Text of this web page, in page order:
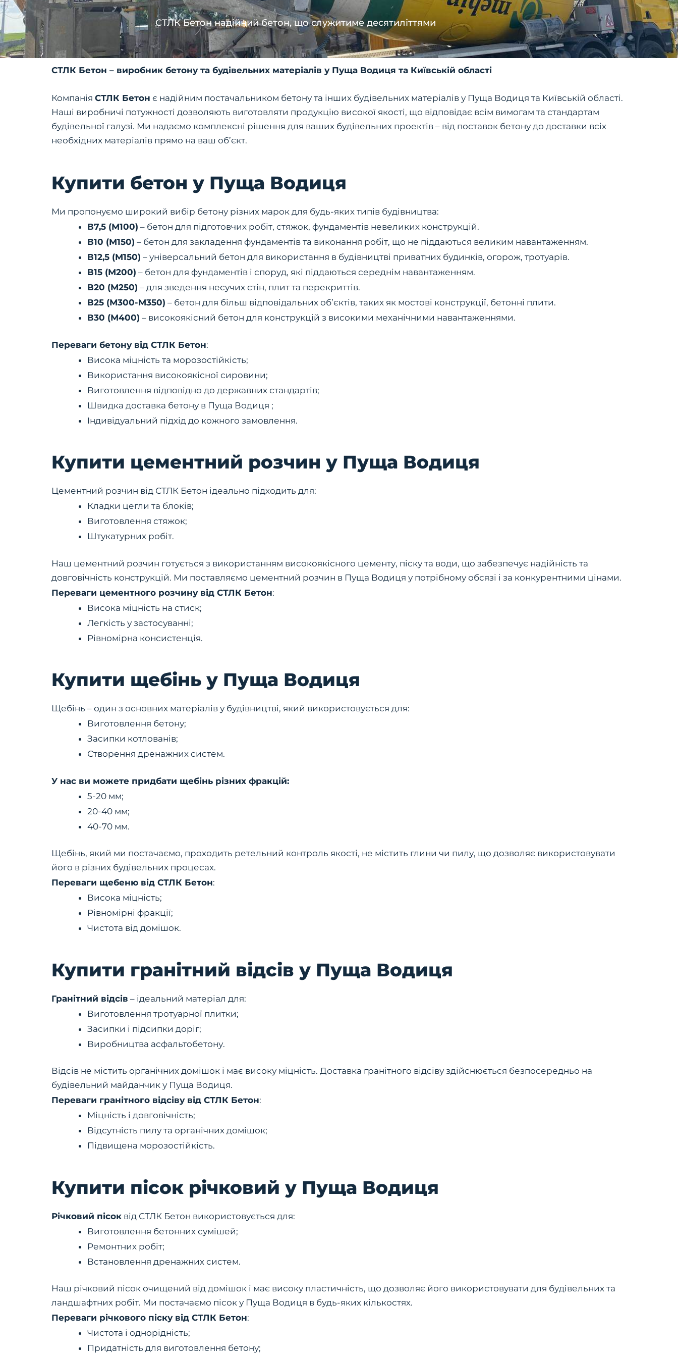
СТЛК Бетон надійний бетон, що служитиме десятиліттями
СТЛК Бетон – виробник бетону та будівельних матеріалів у Пуща Водиця та Київській області
Компанія СТЛК Бетон є надійним постачальником бетону та інших будівельних матеріалів у Пуща Водиця та Київській області.
Наші виробничі потужності дозволяють виготовляти продукцію високої якості, що відповідає всім вимогам та стандартам
будівельної галузі. Ми надаємо комплексні рішення для ваших будівельних проектів – від поставок бетону до доставки всіх
необхідних матеріалів прямо на ваш об’єкт.
Купити бетон у Пуща Водиця
Ми пропонуємо широкий вибір бетону різних марок для будь-яких типів будівництва:
В7,5 (М100) – бетон для підготовчих робіт, стяжок, фундаментів невеликих конструкцій.
В10 (М150) – бетон для закладення фундаментів та виконання робіт, що не піддаються великим навантаженням.
В12,5 (М150) – універсальний бетон для використання в будівництві приватних будинків, огорож, тротуарів.
В15 (М200) – бетон для фундаментів і споруд, які піддаються середнім навантаженням.
В20 (М250) – для зведення несучих стін, плит та перекриттів.
В25 (М300-М350) – бетон для більш відповідальних об’єктів, таких як мостові конструкції, бетонні плити.
В30 (М400) – високоякісний бетон для конструкцій з високими механічними навантаженнями.
Переваги бетону від СТЛК Бетон:
Висока міцність та морозостійкість;
Використання високоякісної сировини;
Виготовлення відповідно до державних стандартів;
Швидка доставка бетону в Пуща Водиця ;
Індивідуальний підхід до кожного замовлення.
Купити цементний розчин у Пуща Водиця
Цементний розчин від СТЛК Бетон ідеально підходить для:
Кладки цегли та блоків;
Виготовлення стяжок;
Штукатурних робіт.
Наш цементний розчин готується з використанням високоякісного цементу, піску та води, що забезпечує надійність та
довговічність конструкцій. Ми поставляємо цементний розчин в Пуща Водиця у потрібному обсязі і за конкурентними цінами.
Переваги цементного розчину від СТЛК Бетон:
Висока міцність на стиск;
Легкість у застосуванні;
Рівномірна консистенція.
Купити щебінь у Пуща Водиця
Щебінь – один з основних матеріалів у будівництві, який використовується для:
Виготовлення бетону;
Засипки котлованів;
Створення дренажних систем.
У нас ви можете придбати щебінь різних фракцій:
5-20 мм;
20-40 мм;
40-70 мм.
Щебінь, який ми постачаємо, проходить ретельний контроль якості, не містить глини чи пилу, що дозволяє використовувати
його в різних будівельних процесах.
Переваги щебеню від СТЛК Бетон:
Висока міцність;
Рівномірні фракції;
Чистота від домішок.
Купити гранітний відсів у Пуща Водиця
Гранітний відсів – ідеальний матеріал для:
Виготовлення тротуарної плитки;
Засипки і підсипки доріг;
Виробництва асфальтобетону.
Відсів не містить органічних домішок і має високу міцність. Доставка гранітного відсіву здійснюється безпосередньо на
будівельний майданчик у Пуща Водиця.
Переваги гранітного відсіву від СТЛК Бетон:
Міцність і довговічність;
Відсутність пилу та органічних домішок;
Підвищена морозостійкість.
Купити пісок річковий у Пуща Водиця
Річковий пісок від СТЛК Бетон використовується для:
Виготовлення бетонних сумішей;
Ремонтних робіт;
Встановлення дренажних систем.
Наш річковий пісок очищений від домішок і має високу пластичність, що дозволяє його використовувати для будівельних та
ландшафтних робіт. Ми постачаємо пісок у Пуща Водиця в будь-яких кількостях.
Переваги річкового піску від СТЛК Бетон:
Чистота і однорідність;
Придатність для виготовлення бетону;